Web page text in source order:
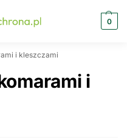
0
i kleszczami
i